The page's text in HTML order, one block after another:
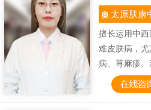
太原肤康
擅长运用中
难皮肤病，
病、荨麻疹、